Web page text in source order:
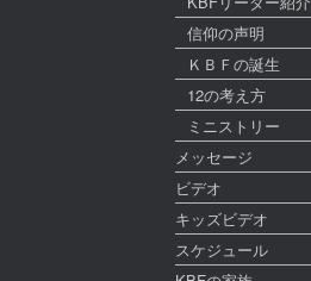
信仰の声明
ＫＢＦの誕生
12の考え方
ミニストリー
メッセージ
ビデオ
キッズビデオ
スケジュール